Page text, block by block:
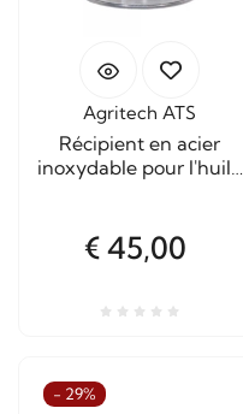
Agritech ATS
Récipient en acier
inoxydable pour l'huile
€ 45,00
- 29%